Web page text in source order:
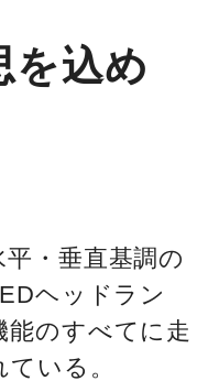
を込め
・垂直基調の
ヘッドラン
能のすべてに走
いる。